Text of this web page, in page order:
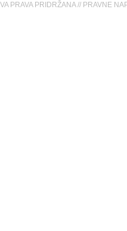
PRAVA PRIDRŽANA // PRAVNE